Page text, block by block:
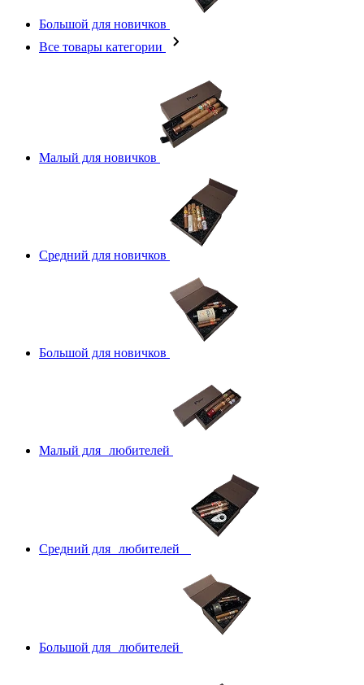
Большой для новичков
Все товары категории
Малый для новичков
Средний для новичков
Большой для новичков
Малый для любителей
Средний для любителей
Большой для любителей